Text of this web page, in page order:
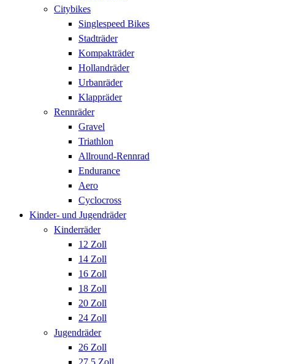
Citybikes
Singlespeed Bikes
Stadträder
Kompakträder
Hollandräder
Urbanräder
Klappräder
Rennräder
Gravel
Triathlon
Allround-Rennrad
Endurance
Aero
Cyclocross
Kinder- und Jugendräder
Kinderräder
12 Zoll
14 Zoll
16 Zoll
18 Zoll
20 Zoll
24 Zoll
Jugendräder
26 Zoll
27,5 Zoll